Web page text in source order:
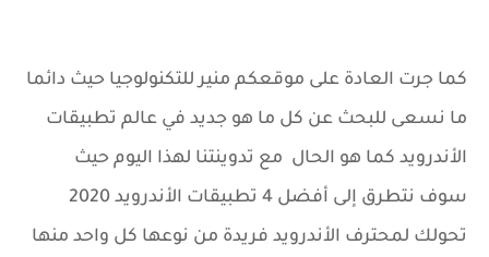
كما جرت العادة على موقعكم منير للتكنولوجيا حيث دائما
ما نسعى للبحث عن كل ما هو جديد في عالم تطبيقات
الأندرويد كما هو الحال مع تدوينتنا لهذا اليوم حيث
سوف نتطرق إلى أفضل 4 تطبيقات الأندرويد 2020
تحولك لمحترف الأندرويد فريدة من نوعها كل واحد منها